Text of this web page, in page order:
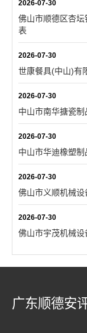
2026-07-30
佛山市顺德区杏
表
2026-07-30
世康餐具(中山)有
2026-07-30
中山市南华搪瓷
2026-07-30
中山市华迪橡塑
2026-07-30
佛山市义顺机械
2026-07-30
佛山市宇茂机械
广东顺德安